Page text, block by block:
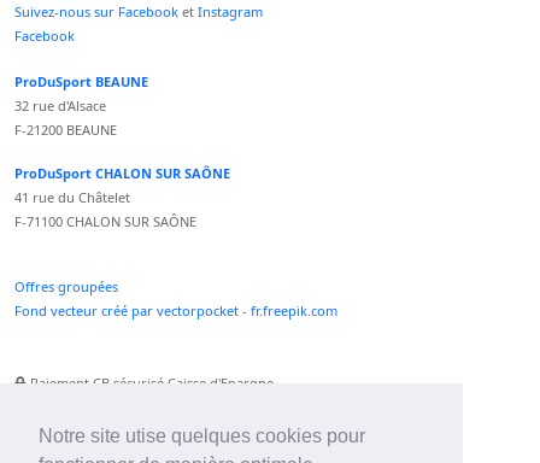
Notre site utise quelques cookies pour
Suivez-nous sur Facebook et Instagram
Facebook
ProDuSport BEAUNE
32 rue d'Alsace
F-21200 BEAUNE
ProDuSport CHALON SUR SAÔNE
41 rue du Châtelet
F-71100 CHALON SUR SAÔNE
Offres groupées
Fond vecteur créé par vectorpocket - fr.freepik.com
Paiement CB sécurisé Caisse d'Epargne
Paiement Paypal accepté